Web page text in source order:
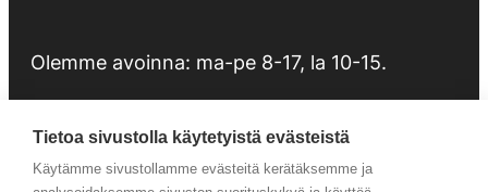
Olemme avoinna: ma-pe 8-17, la 10-15.
Tietosuojaseloste
Tietoa sivustolla käytetyistä evästeistä
Käytämme sivustollamme evästeitä kerätäksemme ja